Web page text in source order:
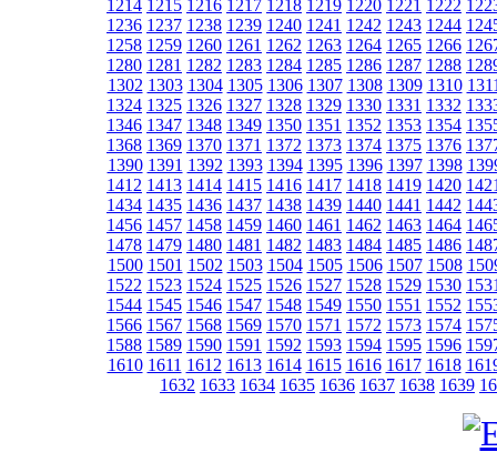
1214 1215 1216 1217 1218 1219 1220 1221 1222
1236 1237 1238 1239 1240 1241 1242 1243 1244
1258 1259 1260 1261 1262 1263 1264 1265 1266
1280 1281 1282 1283 1284 1285 1286 1287 1288
1302 1303 1304 1305 1306 1307 1308 1309 1310
1324 1325 1326 1327 1328 1329 1330 1331 1332
1346 1347 1348 1349 1350 1351 1352 1353 1354
1368 1369 1370 1371 1372 1373 1374 1375 1376
1390 1391 1392 1393 1394 1395 1396 1397 1398
1412 1413 1414 1415 1416 1417 1418 1419 1420
1434 1435 1436 1437 1438 1439 1440 1441 1442
1456 1457 1458 1459 1460 1461 1462 1463 1464
1478 1479 1480 1481 1482 1483 1484 1485 1486
1500 1501 1502 1503 1504 1505 1506 1507 1508
1522 1523 1524 1525 1526 1527 1528 1529 1530
1544 1545 1546 1547 1548 1549 1550 1551 1552
1566 1567 1568 1569 1570 1571 1572 1573 1574
1588 1589 1590 1591 1592 1593 1594 1595 1596
1610 1611 1612 1613 1614 1615 1616 1617 1618
1632 1633 1634 1635 1636 1637 1638 1639